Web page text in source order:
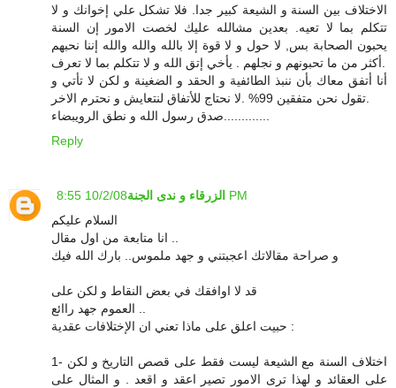
الاختلاف بين السنة و الشيعة كبير جدا. فلا تشكل علي إخوانك و لا
تتكلم بما لا تعيه. بعدين مشالله عليك لخصت الامور إن السنة
يحبون الصحابة بس, لا حول و لا قوة إلا بالله والله والله إننا نحبهم
أنا أتفق معاك بأن ننبذ الطائفية و الحقد و الضغينة و لكن لا تأتي و
Reply
الزرقاء و ندى الجنة 10/2/08 8:55 PM
السلام عليكم
و صراحة مقالاتك اعجبتني و جهد ملموس.. بارك الله فيك
قد لا اوافقك في بعض النقاط و لكن على
حبيت اعلق على ماذا تعني ان الإختلافات عقدية :
1- اختلاف السنة مع الشيعة ليست فقط على قصص التاريخ و لكن
على العقائد و لهذا ترى الامور تصير اعقد و اقعد . و المثال على